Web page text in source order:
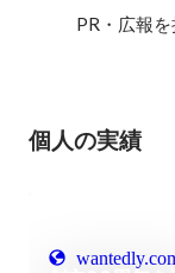
PR・広報を
個人の実績